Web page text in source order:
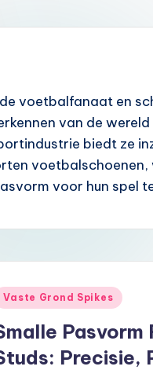
voetbalfanaat en
van de
biedt ze
voor hun spel
Vaste Grond Spikes
Pasvorm
Precisie,